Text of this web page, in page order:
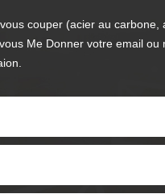
couper (acier au carbone,
Me Donner votre email ou